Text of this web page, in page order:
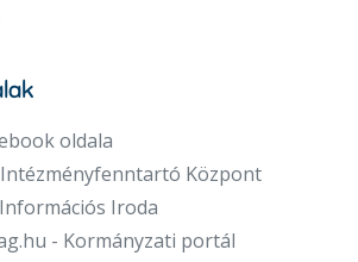
oldala
Központ
Iroda
- Kormányzati portál